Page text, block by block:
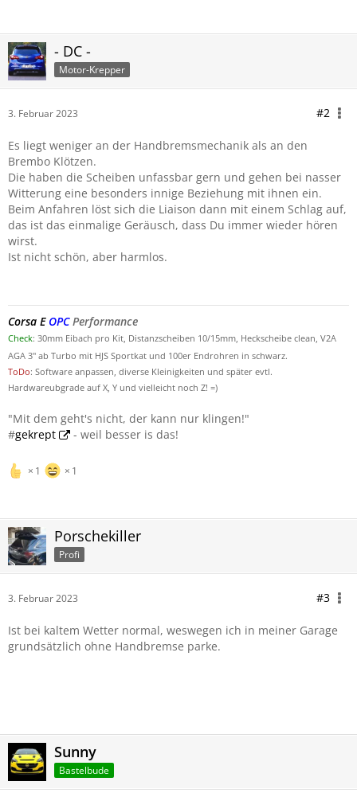
- DC -
Motor-Krepper
3. Februar 2023 #2
Es liegt weniger an der Handbremsmechanik als an den
Brembo Klötzen.
Die haben die Scheiben unfassbar gern und gehen bei nasser
Witterung eine besonders innige Beziehung mit ihnen ein.
Beim Anfahren löst sich die Liaison dann mit einem Schlag auf,
das ist das einmalige Geräusch, dass Du immer wieder hören
wirst.
Ist nicht schön, aber harmlos.
Corsa E OPC Performance
Check: 30mm Eibach pro Kit, Distanzscheiben 10/15mm, Heckscheibe clean, V2A
AGA 3" ab Turbo mit HJS Sportkat und 100er Endrohren in schwarz.
ToDo: Software anpassen, diverse Kleinigkeiten und später evtl.
Hardwareubgrade auf X, Y und vielleicht noch Z! =)
"Mit dem geht's nicht, der kann nur klingen!"
#gekrept - weil besser is das!
1 1
Porschekiller
Profi
3. Februar 2023 #3
Ist bei kaltem Wetter normal, weswegen ich in meiner Garage
grundsätzlich ohne Handbremse parke.
Sunny
Bastelbude